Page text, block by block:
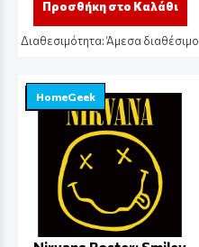
Προσθήκη στο Καλάθι
Διαθεσιμότητα:Άμεσα διαθέσιμο
HomeGeek